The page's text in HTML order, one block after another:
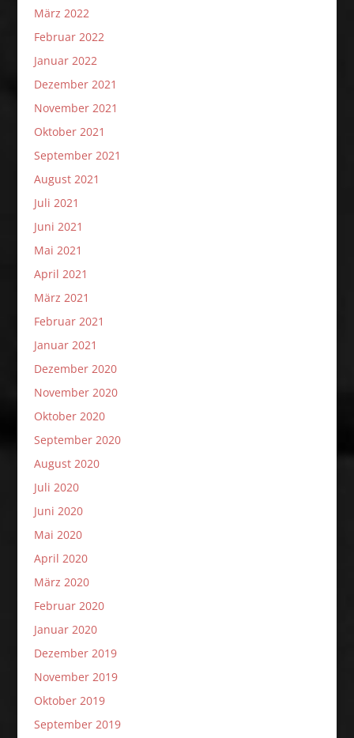
März 2022
Februar 2022
Januar 2022
Dezember 2021
November 2021
Oktober 2021
September 2021
August 2021
Juli 2021
Juni 2021
Mai 2021
April 2021
März 2021
Februar 2021
Januar 2021
Dezember 2020
November 2020
Oktober 2020
September 2020
August 2020
Juli 2020
Juni 2020
Mai 2020
April 2020
März 2020
Februar 2020
Januar 2020
Dezember 2019
November 2019
Oktober 2019
September 2019